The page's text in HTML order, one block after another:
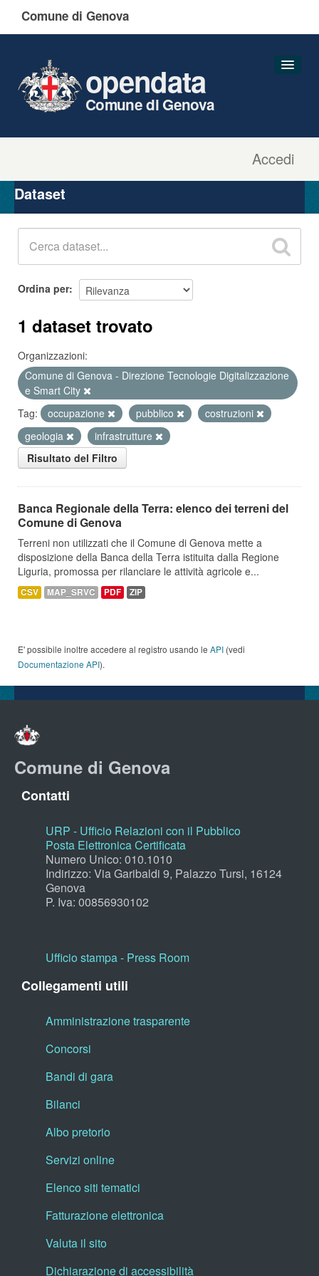
Comune di Genova
Accedi
opendata
Comune di Genova
Organizzazioni
Gruppi
Dataset
Ordina per
1 dataset trovato
Organizzazioni:
Comune di Genova - Direzione Tecnologie Digitalizzazione
e Smart City
Tag:
occupazione pubblico
costruzioni
geologia
infrastrutture
Risultato del Filtro
Banca Regionale della Terra: elenco dei terreni del
Comune di Genova
Terreni non utilizzati che il Comune di Genova mette a
disposizione della Banca della Terra istituita dalla Regione
Liguria, promossa per rilanciare le attività agricole e...
CSV MAP_SRVC PDF ZIP
E' possibile inoltre accedere al registro usando le API (vedi
Documentazione API).
Comune di Genova
Contatti
URP - Ufficio Relazioni con il Pubblico
Posta Elettronica Certificata
Numero Unico: 010.1010
Indirizzo: Via Garibaldi 9, Palazzo Tursi, 16124
Genova
P. Iva: 00856930102
Ufficio stampa - Press Room
Collegamenti utili
Amministrazione trasparente
Concorsi
Bandi di gara
Bilanci
Albo pretorio
Servizi online
Elenco siti tematici
Fatturazione elettronica
Valuta il sito
Dichiarazione di accessibilità